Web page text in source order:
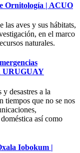
Ornitología | ACUO
aves y sus hábitats,
en el marco
naturales.
URUGUAY
desastres a la
tiempos que no se nos
así como
Iobokum |